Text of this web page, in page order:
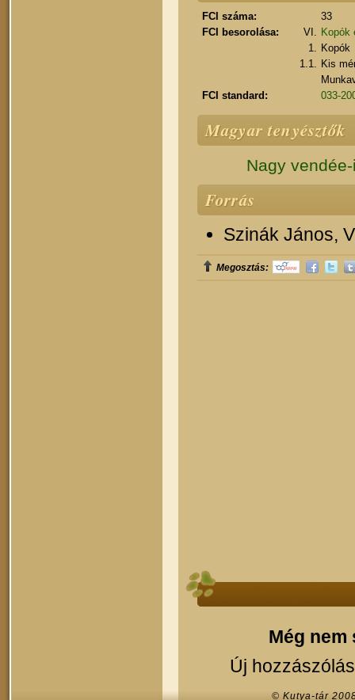
FCI száma:
33
FCI besorolása:
VI. Kopók
1. Kopók
1.1. Kis
FCI standard:
033-
Magyar tenyésztők
Nagy
Forrás
Szinák János,
Megosztás:
Még
Új
© Kutya-tár